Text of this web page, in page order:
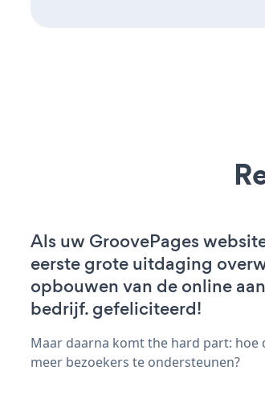
Als uw GroovePages
eerste grote uitdaging
opbouwen van de online
bedrijf. gefeliciteerd!
Maar daarna komt the hard part: hoe
meer bezoekers te ondersteunen?